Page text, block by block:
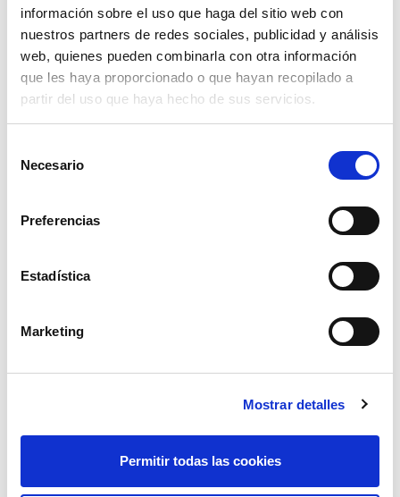
información sobre el uso que haga del sitio web con
nuestros partners de redes sociales, publicidad y análisis
web, quienes pueden combinarla con otra información
que les haya proporcionado o que hayan recopilado a
partir del uso que haya hecho de sus servicios.
Necesario
Preferencias
Estadística
Marketing
Mostrar detalles
Permitir todas las cookies
123,66€ comprar
119,19€